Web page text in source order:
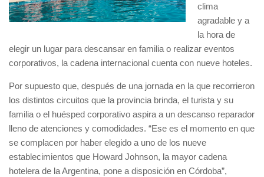
clima
agradable y a
la hora de
elegir un lugar para descansar en familia o realizar eventos
corporativos, la cadena internacional cuenta con nueve hoteles.
Por supuesto que, después de una jornada en la que recorrieron
los distintos circuitos que la provincia brinda, el turista y su
familia o el huésped corporativo aspira a un descanso reparador
lleno de atenciones y comodidades. “Ese es el momento en que
se complacen por haber elegido a uno de los nueve
establecimientos que Howard Johnson, la mayor cadena
hotelera de la Argentina, pone a disposición en Córdoba”,